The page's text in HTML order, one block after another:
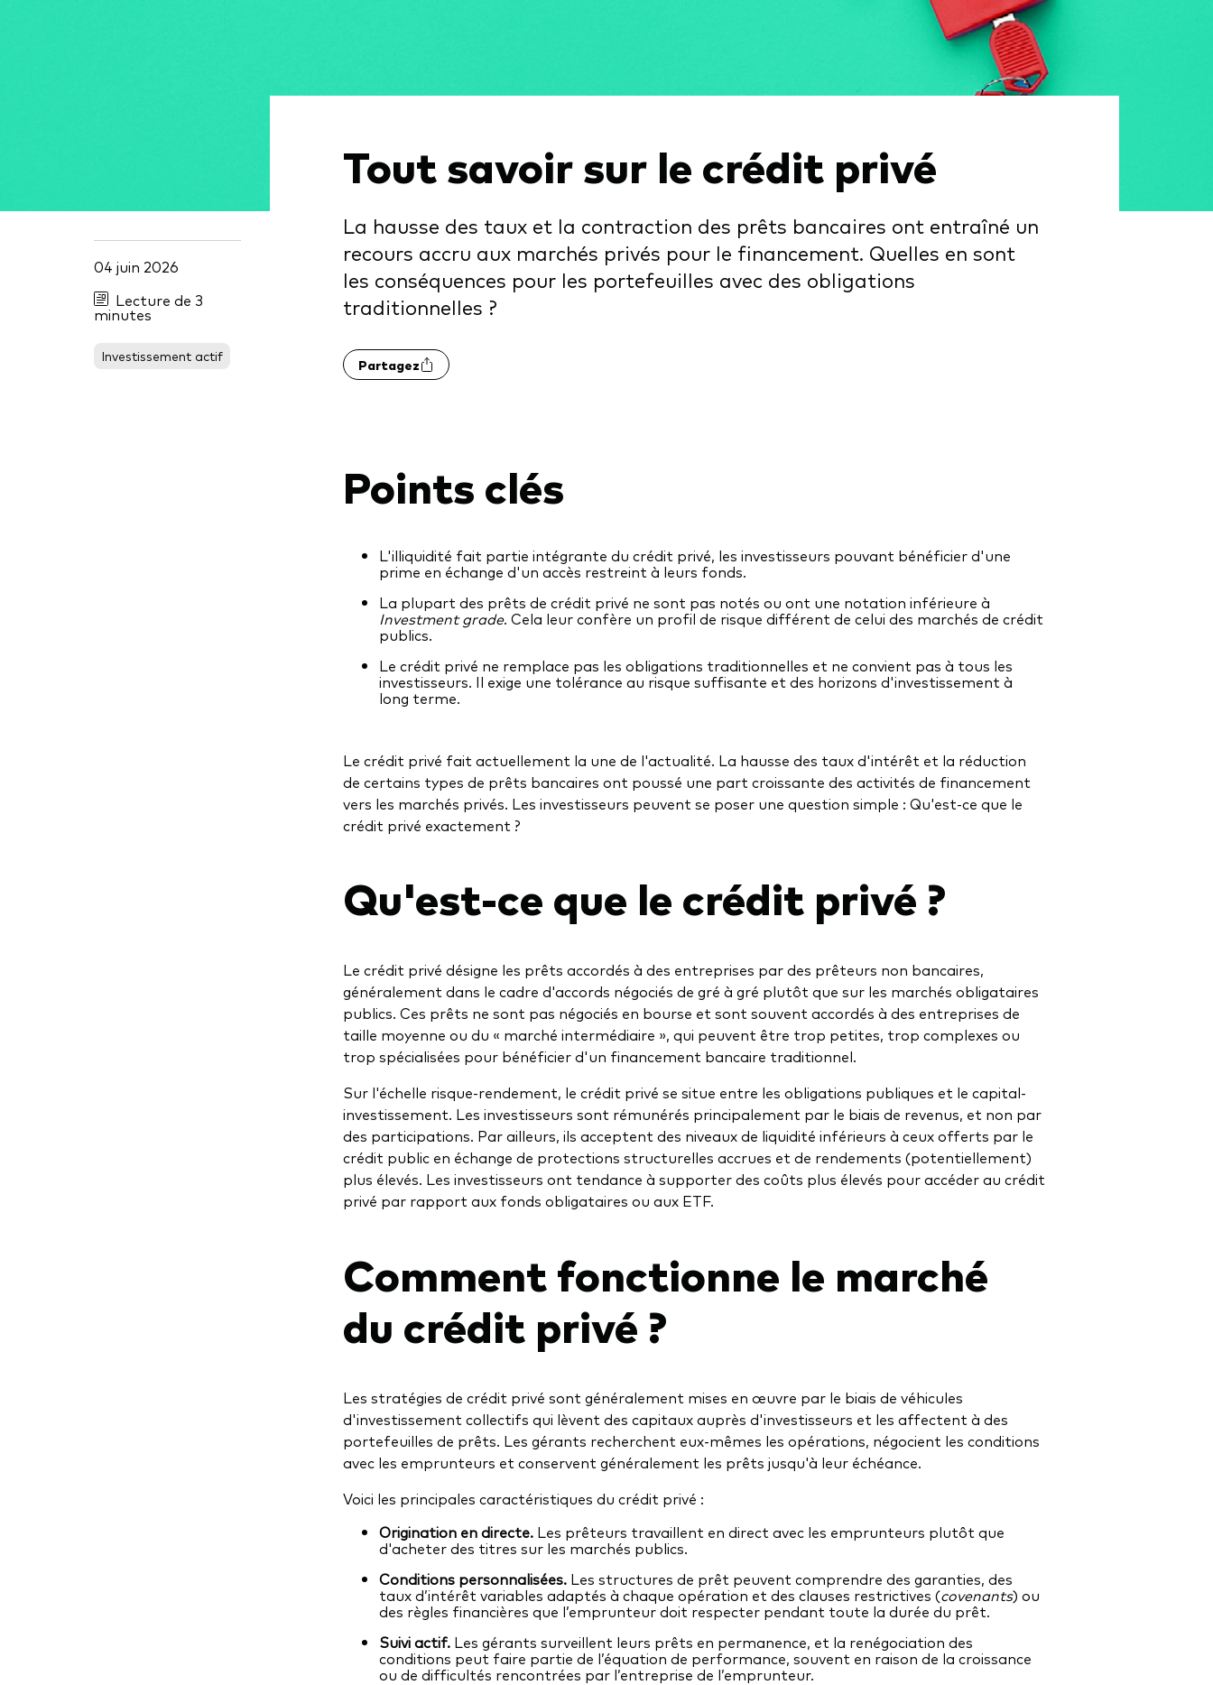
04 juin 2026
Lecture de 3
minutes
Investissement actif
Tout savoir sur le crédit privé
La hausse des taux et la contraction des prêts bancaires ont entraîné un
recours accru aux marchés privés pour le financement. Quelles en sont
les conséquences pour les portefeuilles avec des obligations
traditionnelles ?
Partagez
Points clés
L'illiquidité fait partie intégrante du crédit privé, les investisseurs pouvant bénéficier d'une
prime en échange d'un accès restreint à leurs fonds.
La plupart des prêts de crédit privé ne sont pas notés ou ont une notation inférieure à
Investment grade. Cela leur confère un profil de risque différent de celui des marchés de crédit
publics.
Le crédit privé ne remplace pas les obligations traditionnelles et ne convient pas à tous les
investisseurs. Il exige une tolérance au risque suffisante et des horizons d'investissement à
long terme.
Le crédit privé fait actuellement la une de l'actualité. La hausse des taux d'intérêt et la réduction
de certains types de prêts bancaires ont poussé une part croissante des activités de financement
vers les marchés privés. Les investisseurs peuvent se poser une question simple : Qu'est-ce que le
crédit privé exactement ?
Qu'est-ce que le crédit privé ?
Le crédit privé désigne les prêts accordés à des entreprises par des prêteurs non bancaires,
généralement dans le cadre d'accords négociés de gré à gré plutôt que sur les marchés obligataires
publics. Ces prêts ne sont pas négociés en bourse et sont souvent accordés à des entreprises de
taille moyenne ou du « marché intermédiaire », qui peuvent être trop petites, trop complexes ou
trop spécialisées pour bénéficier d'un financement bancaire traditionnel.
Sur l'échelle risque-rendement, le crédit privé se situe entre les obligations publiques et le capital-
investissement. Les investisseurs sont rémunérés principalement par le biais de revenus, et non par
des participations. Par ailleurs, ils acceptent des niveaux de liquidité inférieurs à ceux offerts par le
crédit public en échange de protections structurelles accrues et de rendements (potentiellement)
plus élevés. Les investisseurs ont tendance à supporter des coûts plus élevés pour accéder au crédit
privé par rapport aux fonds obligataires ou aux ETF.
Comment fonctionne le marché
du crédit privé ?
Les stratégies de crédit privé sont généralement mises en œuvre par le biais de véhicules
d'investissement collectifs qui lèvent des capitaux auprès d'investisseurs et les affectent à des
portefeuilles de prêts. Les gérants recherchent eux-mêmes les opérations, négocient les conditions
avec les emprunteurs et conservent généralement les prêts jusqu'à leur échéance.
Voici les principales caractéristiques du crédit privé :
Origination en directe.Les prêteurs travaillent en direct avec les emprunteurs plutôt que
d'acheter des titres sur les marchés publics.
Conditions personnalisées.Les structures de prêt peuvent comprendre des garanties, des
taux d’intérêt variables adaptés à chaque opération et des clauses restrictives (covenants) ou
des règles financières que l’emprunteur doit respecter pendant toute la durée du prêt.
Suivi actif.Les gérants surveillent leurs prêts en permanence, et la renégociation des
conditions peut faire partie de l’équation de performance, souvent en raison de la croissance
ou de difficultés rencontrées par l’entreprise de l’emprunteur.